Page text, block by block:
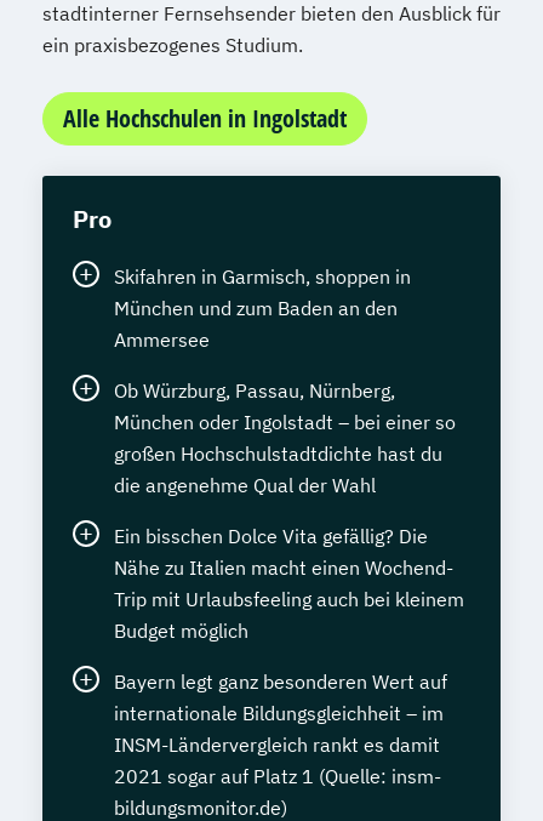
stadtinterner Fernsehsender bieten den Ausblick für
ein praxisbezogenes Studium.
Alle Hochschulen in Ingolstadt
Pro
Skifahren in Garmisch, shoppen in
München und zum Baden an den
Ammersee
Ob Würzburg, Passau, Nürnberg,
München oder Ingolstadt – bei einer so
großen Hochschulstadtdichte hast du
die angenehme Qual der Wahl
Ein bisschen Dolce Vita gefällig? Die
Nähe zu Italien macht einen Wochend-
Trip mit Urlaubsfeeling auch bei kleinem
Budget möglich
Bayern legt ganz besonderen Wert auf
internationale Bildungsgleichheit – im
INSM-Ländervergleich rankt es damit
2021 sogar auf Platz 1 (Quelle: insm-
bildungsmonitor.de)